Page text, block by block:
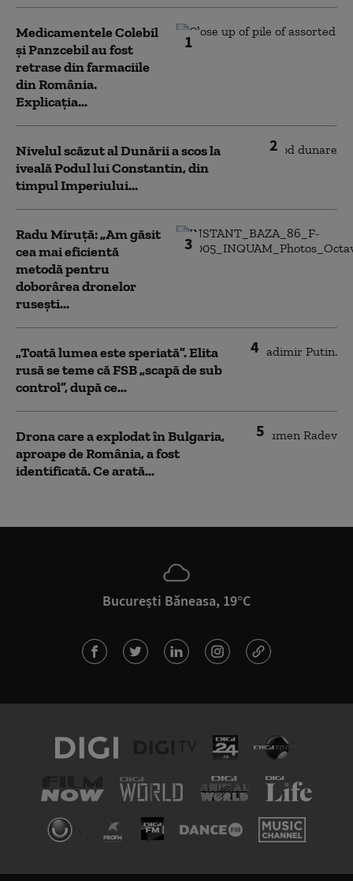
1
Medicamentele Colebil
și Panzcebil au fost
retrase din farmaciile
din România.
Explicația...
2
Nivelul scăzut al Dunării a scos la
iveală Podul lui Constantin, din
timpul Imperiului...
3
Radu Miruță: „Am găsit
cea mai eficientă
metodă pentru
doborârea dronelor
rusești...
4
„Toată lumea este speriată”. Elita
rusă se teme că FSB „scapă de sub
control”, după ce...
5
Drona care a explodat în Bulgaria,
aproape de România, a fost
identificată. Ce arată...
București Băneasa, 19°C